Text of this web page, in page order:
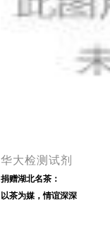
华大检测试剂
捐赠湖北名茶：
以茶为媒，情谊深深